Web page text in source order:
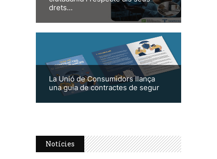
drets...
La Unió de Consumidors llança
una guia de contractes de segur
Notícies